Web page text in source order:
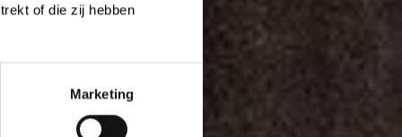
of die zij hebben
Marketing